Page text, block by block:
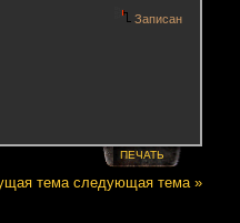
Записан
ПЕЧАТЬ
тема следующая тема »